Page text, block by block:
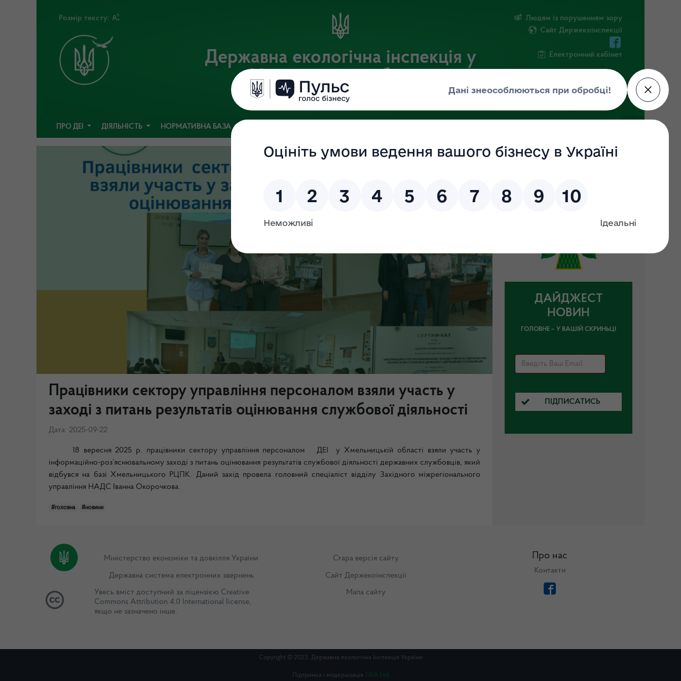
Розмір тексту:
Державна екологічна інспекція у
Хмельницькій області
Офіційний веб-портал
Людям із порушенням зору
Сайт Держекоінспекції
Електронний кабінет
ПРО ДЕІ ДІЯЛЬНІСТЬ НОРМАТИВНА БАЗА
Працівники сектору управління персоналом взяли участь у
заході з питань результатів оцінювання службової діяльності
Дата: 2025-09-22
18 вересня 2025 р. працівники сектору управління персоналом ДЕІ у Хмельницькій області взяли участь у
інформаційно-роз’яснювальному заході з питань оцінювання результатів службової діяльності державних службовців, який
відбувся на базі Хмельницького РЦПК. Даний захід провела головний спеціаліст відділу Західного міжрегіонального
управління НАДС Іванна Окорочкова.
#головна #новини
ДАЙДЖЕСТ
НОВИН
ГОЛОВНЕ – У ВАШІЙ СКРИНЬЦІ
ПІДПИСАТИСЬ
Міністерство економіки та довкілля України
Державна система електронних звернень
Увесь вміст доступний за ліцензією Creative
Commons Attribution 4.0 International license,
якщо не зазначено інше.
Стара версія сайту
Сайт Держекоінспекції
Мапа сайту
Про нас
Контакти
Copyright © 2023. Державна екологічна Інспекція України
Підтримка і модернізація TISA Ltd